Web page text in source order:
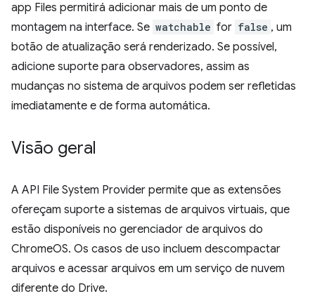
app Files permitirá adicionar mais de um ponto de
montagem na interface. Se watchable for false , um
botão de atualização será renderizado. Se possível,
adicione suporte para observadores, assim as
mudanças no sistema de arquivos podem ser refletidas
imediatamente e de forma automática.
Visão geral
A API File System Provider permite que as extensões
ofereçam suporte a sistemas de arquivos virtuais, que
estão disponíveis no gerenciador de arquivos do
ChromeOS. Os casos de uso incluem descompactar
arquivos e acessar arquivos em um serviço de nuvem
diferente do Drive.